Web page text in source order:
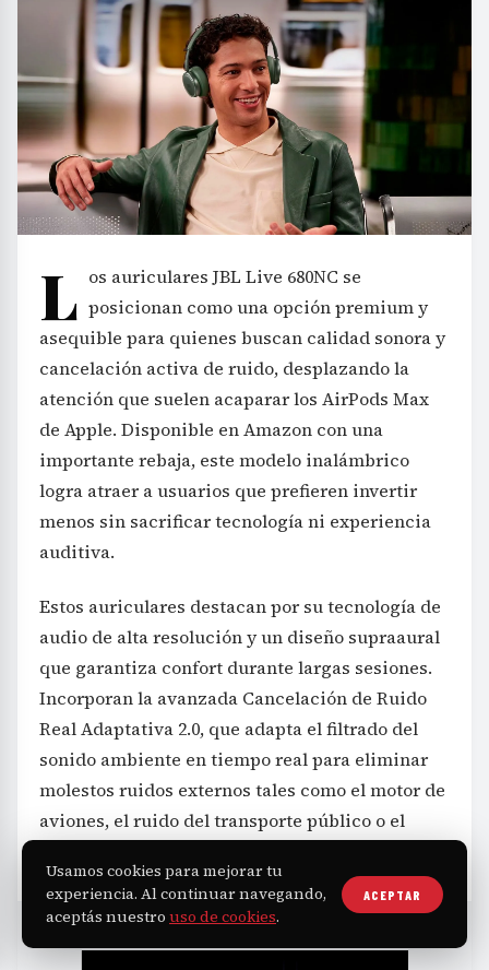
L os auriculares JBL Live 680NC se
posicionan como una opción premium y
asequible para quienes buscan calidad sonora y
cancelación activa de ruido, desplazando la
atención que suelen acaparar los AirPods Max
de Apple. Disponible en Amazon con una
importante rebaja, este modelo inalámbrico
logra atraer a usuarios que prefieren invertir
menos sin sacrificar tecnología ni experiencia
auditiva.
Estos auriculares destacan por su tecnología de
audio de alta resolución y un diseño supraaural
que garantiza confort durante largas sesiones.
Incorporan la avanzada Cancelación de Ruido
Real Adaptativa 2.0, que adapta el filtrado del
sonido ambiente en tiempo real para eliminar
molestos ruidos externos tales como el motor de
aviones, el ruido del transporte público o el
Usamos cookies para mejorar tu
experiencia. Al continuar navegando,
aceptás nuestro uso de cookies.
ACEPTAR